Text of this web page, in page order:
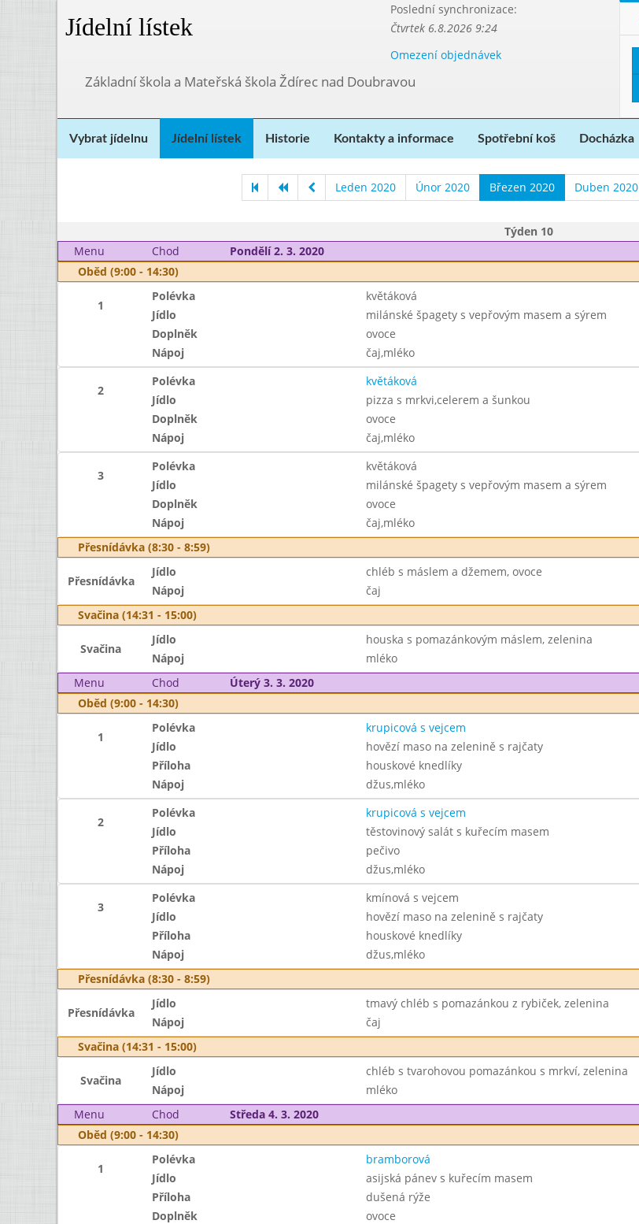
Jídelní lístek
Poslední synchronizace:
Čtvrtek 6.8.2026 9:24
Omezení objednávek
Základní škola a Mateřská škola Ždírec nad Doubravou
Vybrat jídelnu Jídelní lístek Historie Kontakty a informace Spotřební koš Docházka
Leden 2020 Únor 2020 Březen 2020 Duben 2020
Týden 10
Menu
Chod Pondělí 2. 3. 2020
Oběd (9:00 - 14:30)
1
Polévka květáková
Jídlo
milánské špagety s vepřovým masem a sýrem
Doplněk
ovoce
Nápoj
čaj,mléko
2
Polévka květáková
Jídlo
pizza s mrkvi,celerem a šunkou
Doplněk
ovoce
Nápoj
čaj,mléko
3
Polévka květáková
Jídlo
milánské špagety s vepřovým masem a sýrem
Doplněk
ovoce
Nápoj
čaj,mléko
Přesnídávka (8:30 - 8:59)
Přesnídávka
Jídlo chléb s máslem a džemem, ovoce
Nápoj
čaj
Svačina (14:31 - 15:00)
Svačina
Jídlo houska s pomazánkovým máslem, zelenina
Nápoj
mléko
Menu
Chod Úterý 3. 3. 2020
Oběd (9:00 - 14:30)
1
Polévka krupicová s vejcem
Jídlo
hovězí maso na zelenině s rajčaty
Příloha
houskové knedlíky
Nápoj
džus,mléko
2
Polévka krupicová s vejcem
Jídlo
těstovinový salát s kuřecím masem
Příloha
pečivo
Nápoj
džus,mléko
3
Polévka kmínová s vejcem
Jídlo
hovězí maso na zelenině s rajčaty
Příloha
houskové knedlíky
Nápoj
džus,mléko
Přesnídávka (8:30 - 8:59)
Přesnídávka
Jídlo tmavý chléb s pomazánkou z rybiček, zelenina
Nápoj
čaj
Svačina (14:31 - 15:00)
Svačina
Jídlo chléb s tvarohovou pomazánkou s mrkví, zelenina
Nápoj
mléko
Menu
Chod Středa 4. 3. 2020
Oběd (9:00 - 14:30)
1
Polévka bramborová
Jídlo
asijská pánev s kuřecím masem
Příloha
dušená rýže
Doplněk
ovoce